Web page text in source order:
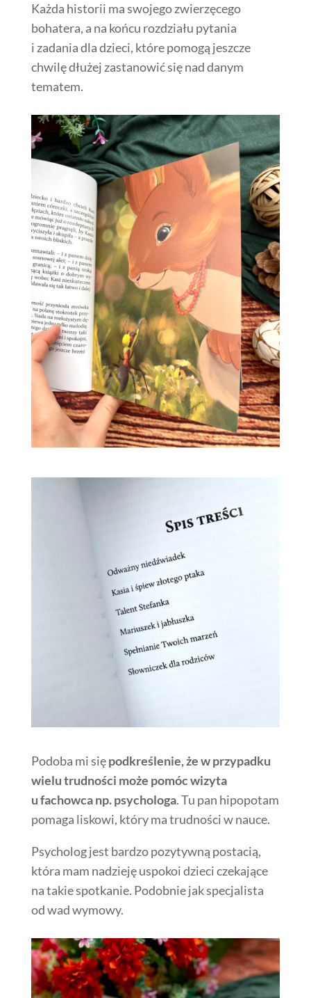
Każda historii ma swojego zwierzęcego
bohatera, a na końcu rozdziału pytania
i zadania dla dzieci, które pomogą jeszcze
chwilę dłużej zastanowić się nad danym
tematem.
Podoba mi siępodkreślenie, że w przypadku
wielu trudności może pomóc wizyta
u fachowca np. psychologa. Tu pan hipopotam
pomaga liskowi, który ma trudności w nauce.
Psycholog jest bardzo pozytywną postacią,
która mam nadzieję uspokoi dzieci czekające
na takie spotkanie. Podobnie jak specjalista
od wad wymowy.